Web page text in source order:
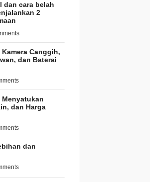
dan cara belah
2
Kamera Canggih,
dan Baterai
Menyatukan
dan Harga
dan